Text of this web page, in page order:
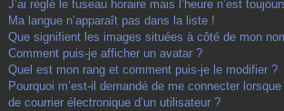
J’ai réglé le fuseau horaire mais l’heure n’est
Ma langue n’apparaît pas dans la liste !
Que signifient les images situées à côté de mon
Comment puis-je afficher un avatar ?
Quel est mon rang et comment puis-je le modifier ?
Pourquoi m’est-il demandé de me connecter
de courrier électronique d’un utilisateur ?